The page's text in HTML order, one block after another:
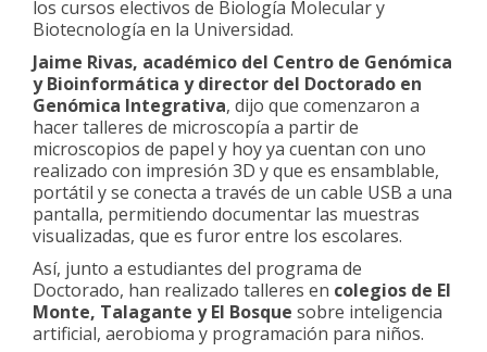
los cursos electivos de Biología Molecular y
Biotecnología en la Universidad.
Jaime Rivas, académico del Centro de Genómica
y Bioinformática y director del Doctorado en
Genómica Integrativa, dijo que comenzaron a
hacer talleres de microscopía a partir de
microscopios de papel y hoy ya cuentan con uno
realizado con impresión 3D y que es ensamblable,
portátil y se conecta a través de un cable USB a una
pantalla, permitiendo documentar las muestras
visualizadas, que es furor entre los escolares.
Así, junto a estudiantes del programa de
Doctorado, han realizado talleres en colegios de El
Monte, Talagante y El Bosque sobre inteligencia
artificial, aerobioma y programación para niños.